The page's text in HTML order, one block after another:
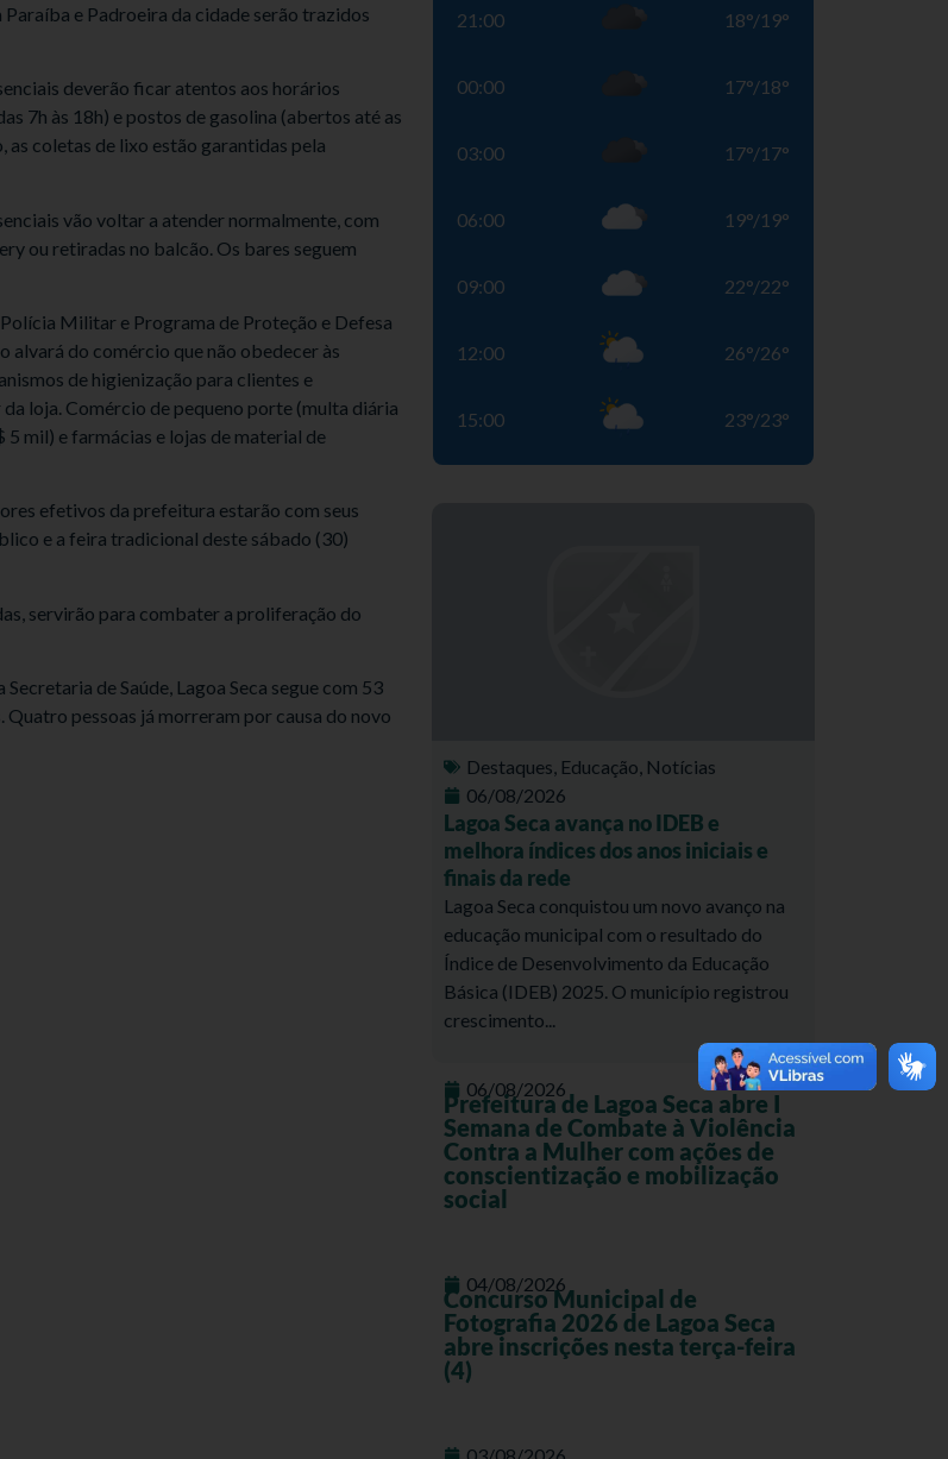
Paraíba e Padroeira da cidade serão trazidos
deverão ficar atentos aos horários
7h às 18h) e postos de gasolina (abertos até as
as coletas de lixo estão garantidas pela
vão voltar a atender normalmente, com
ou retiradas no balcão. Os bares seguem
Militar e Programa de Proteção e Defesa
alvará do comércio que não obedecer às
de higienização para clientes e
loja. Comércio de pequeno porte (multa diária
mil) e farmácias e lojas de material de
efetivos da prefeitura estarão com seus
e a feira tradicional deste sábado (30)
servirão para combater a proliferação do
de Saúde, Lagoa Seca segue com 53
pessoas já morreram por causa do novo
21:00 18°/19°
00:00 17°/18°
03:00 17°/17°
06:00 19°/19°
09:00 22°/22°
12:00 26°/26°
15:00 23°/23°
Destaques, Educação, Notícias
06/08/2026
Lagoa Seca avança no IDEB e
melhora índices dos anos iniciais e
finais da rede
Lagoa Seca conquistou um novo avanço na
educação municipal com o resultado do
Índice de Desenvolvimento da Educação
Básica (IDEB) 2025. O município registrou
crescimento...
06/08/2026
Prefeitura de Lagoa Seca abre I
Semana de Combate à Violência
Contra a Mulher com ações de
conscientização e mobilização
social
04/08/2026
Concurso Municipal de
Fotografia 2026 de Lagoa Seca
abre inscrições nesta terça-feira
(4)